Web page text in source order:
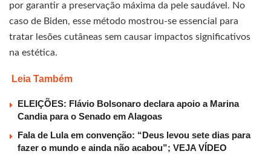
por garantir a preservação máxima da pele saudável. No
caso de Biden, esse método mostrou-se essencial para
tratar lesões cutâneas sem causar impactos significativos
na estética.
Leia Também
ELEIÇÕES: Flávio Bolsonaro declara apoio a Marina
Candia para o Senado em Alagoas
Fala de Lula em convenção: “Deus levou sete dias para
fazer o mundo e ainda não acabou”; VEJA VÍDEO